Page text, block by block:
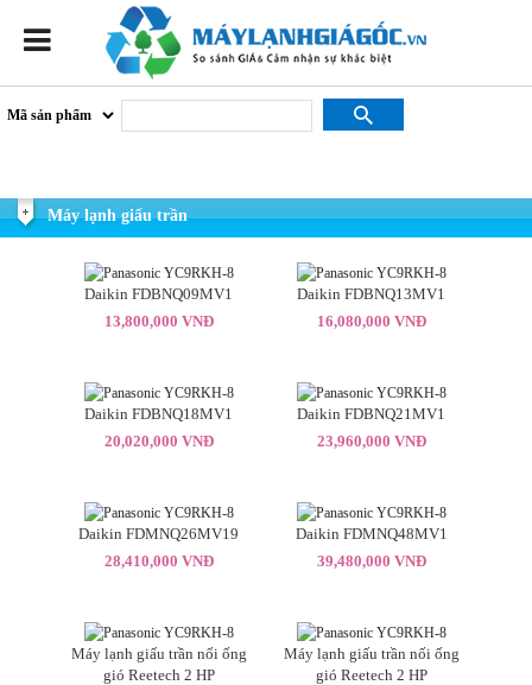
Máy lạnh giấu trần
Daikin FDBNQ09MV1
13,800,000 VNĐ
Daikin FDBNQ13MV1
16,080,000 VNĐ
Daikin FDBNQ18MV1
20,020,000 VNĐ
Daikin FDBNQ21MV1
23,960,000 VNĐ
Daikin FDMNQ26MV19
28,410,000 VNĐ
Daikin FDMNQ48MV1
39,480,000 VNĐ
Máy lạnh giấu trần nối ống
gió Reetech 2 HP
Máy lạnh giấu trần nối ống
gió Reetech 2 HP